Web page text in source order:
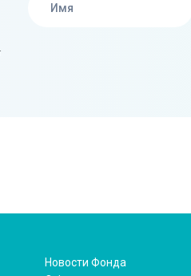
Новости Фонда